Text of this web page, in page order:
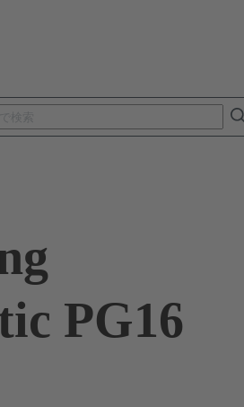
PG16